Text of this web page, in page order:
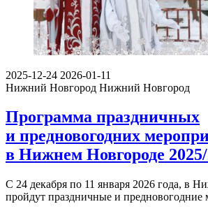
2025-12-24 2026-01-11
Нижний Новгород Нижний Новгород
Программа праздничных
и предновогодних
в Нижнем Новгороде
С 24 декабря по 11 января 2026 года, в
пройдут праздничные и